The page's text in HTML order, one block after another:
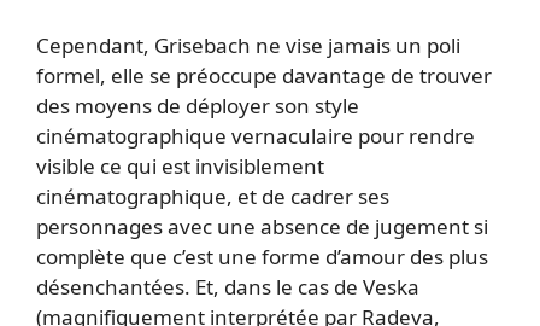
Cependant, Grisebach ne vise jamais un poli
formel, elle se préoccupe davantage de trouver
des moyens de déployer son style
cinématographique vernaculaire pour rendre
visible ce qui est invisiblement
cinématographique, et de cadrer ses
personnages avec une absence de jugement si
complète que c’est une forme d’amour des plus
désenchantées. Et, dans le cas de Veska
(magnifiquement interprétée par Radeva,